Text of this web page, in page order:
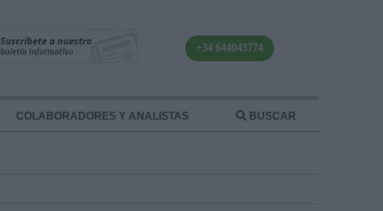
+34 644043774
COLABORADORES Y ANALISTAS BUSCAR